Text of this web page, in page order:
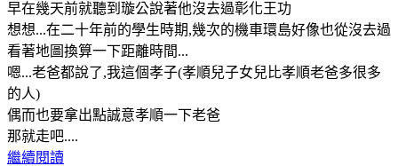
早在幾天前就聽到璇公說著他沒去過彰化王功
想想...在二十年前的學生時期,幾次的機車環島好像也從沒去過
看著地圖換算一下距離時間...
嗯...老爸都說了,我這個孝子(孝順兒子女兒比孝順老爸多很多
的人)
偶而也要拿出點誠意孝順一下老爸
那就走吧....
繼續閱讀